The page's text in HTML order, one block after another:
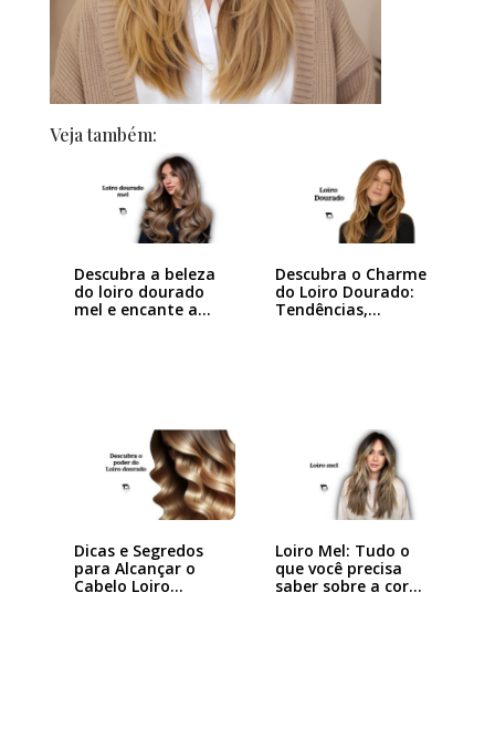
Veja também:
Descubra a beleza
do loiro dourado
mel e encante a…
Descubra o Charme
do Loiro Dourado:
Tendências,…
Dicas e Segredos
para Alcançar o
Cabelo Loiro…
Loiro Mel: Tudo o
que você precisa
saber sobre a cor…